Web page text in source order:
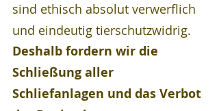
sind ethisch absolut verwerflich
und eindeutig tierschutzwidrig.
Deshalb fordern wir die
Schließung aller
Schliefanlagen und das Verbot